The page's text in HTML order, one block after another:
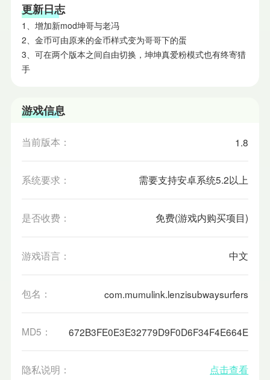
更新日志
1、增加新mod坤哥与老冯
2、金币可由原来的金币样式变为哥哥下的蛋
3、可在两个版本之间自由切换，坤坤真爱粉模式也有终寄猎
手
游戏信息
当前版本： 1.8
系统要求： 需要支持安卓系统5.2以上
是否收费： 免费(游戏内购买项目)
游戏语言： 中文
包名： com.mumulink.lenzisubwaysurfers
MD5： 672B3FE0E3E32779D9F0D6F34F4E664E
隐私说明： 点击查看